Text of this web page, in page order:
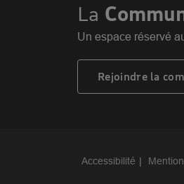
La
Un espace réservé
Rejoindre la
Accessibilité